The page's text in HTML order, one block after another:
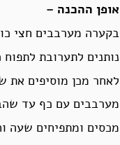
אופן ההכנה –
בקערה מערבבים חצי
נותנים לתערובת לתפוח כ- 10
לאחר מכן מוסיפים את
מערבבים עם כף עד
מכסים ומתפיחים שעה